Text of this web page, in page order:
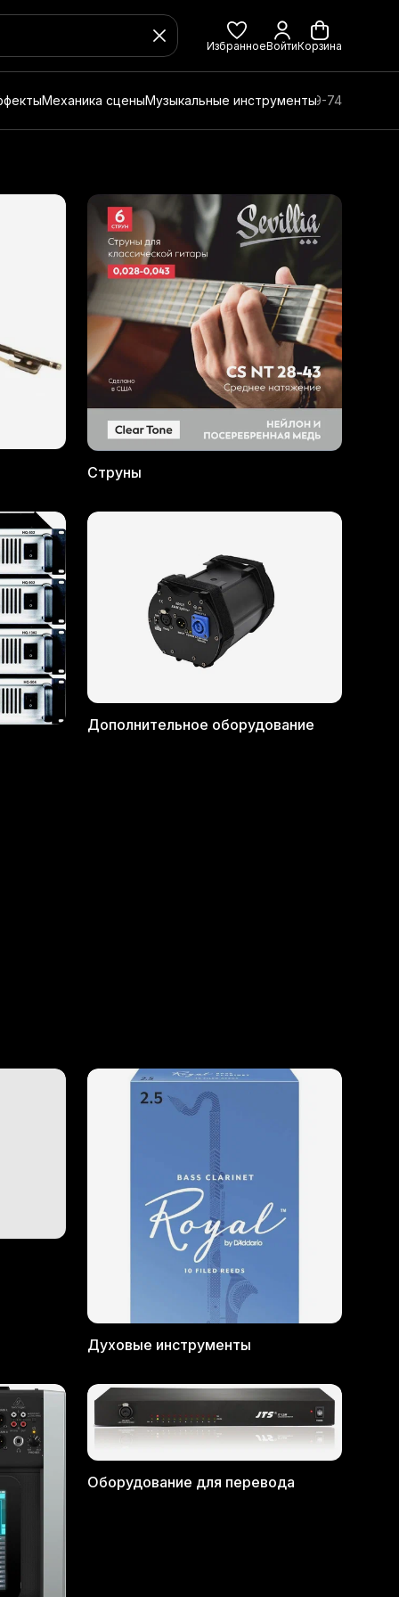
ИзбранноеВойтиКорзина
Механика сценыМузыкальные инструменты
8 (800) 350-49-74
Струны
Дополнительное оборудование
Духовые инструменты
Оборудование для перевода